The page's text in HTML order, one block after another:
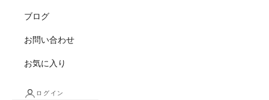
ブログ
お問い合わせ
お気に入り
ログイン